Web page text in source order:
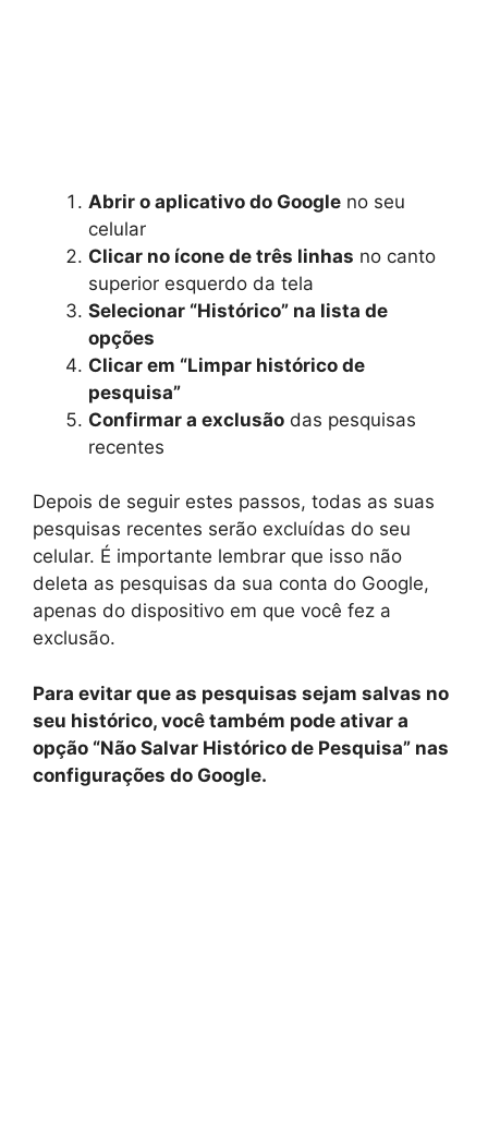
Abrir o aplicativo do Google no seu
celular
Clicar no ícone de três linhas no canto
superior esquerdo da tela
Selecionar “Histórico” na lista de
opções
Clicar em “Limpar histórico de
pesquisa”
Confirmar a exclusão das pesquisas
recentes
Depois de seguir estes passos, todas as suas
pesquisas recentes serão excluídas do seu
celular. É importante lembrar que isso não
deleta as pesquisas da sua conta do Google,
apenas do dispositivo em que você fez a
exclusão.
Para evitar que as pesquisas sejam salvas no
seu histórico, você também pode ativar a
opção “Não Salvar Histórico de Pesquisa” nas
configurações do Google.